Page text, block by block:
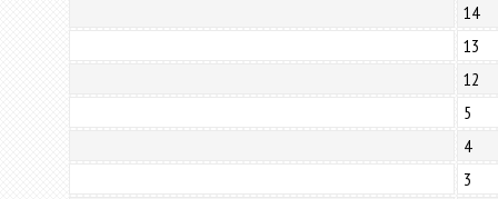
14
13
12
5
4
3